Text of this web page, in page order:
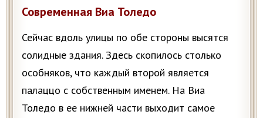
Современная Виа Толедо
Сейчас вдоль улицы по обе стороны высятся
солидные здания. Здесь скопилось столько
особняков, что каждый второй является
палаццо с собственным именем. На Виа
Толедо в ее нижней части выходит самое